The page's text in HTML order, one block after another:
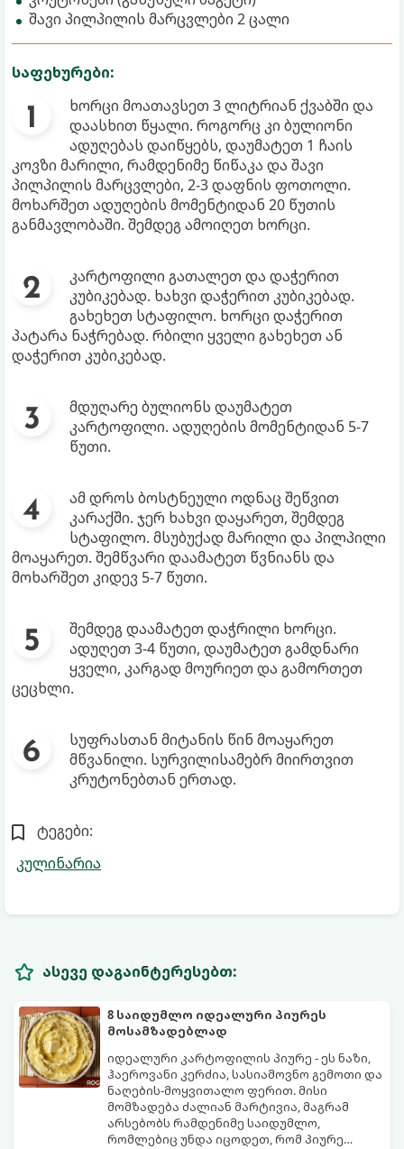
შავი პილპილის მარცვლები 2 ცალი
საფეხურები:
ხორცი მოათავსეთ 3 ლიტრიან ქვაბში და
დაასხით წყალი. როგორც კი ბულიონი
ადუღებას დაიწყებს, დაუმატეთ 1 ჩაის
კოვზი მარილი, რამდენიმე წიწაკა და შავი
პილპილის მარცვლები, 2-3 დაფნის ფოთოლი.
მოხარშეთ ადუღების მომენტიდან 20 წუთის
განმავლობაში. შემდეგ ამოიღეთ ხორცი.
კარტოფილი გათალეთ და დაჭერით
კუბიკებად. ხახვი დაჭერით კუბიკებად.
გახეხეთ სტაფილო. ხორცი დაჭერით
პატარა ნაჭრებად. რბილი ყველი გახეხეთ ან
დაჭერით კუბიკებად.
მდუღარე ბულიონს დაუმატეთ
კარტოფილი. ადუღების მომენტიდან 5-7
წუთი.
ამ დროს ბოსტნეული ოდნაც შეწვით
კარაქში. ჯერ ხახვი დაყარეთ, შემდეგ
სტაფილო. მსუბუქად მარილი და პილპილი
მოაყარეთ. შემწვარი დაამატეთ წვნიანს და
მოხარშეთ კიდევ 5-7 წუთი.
შემდეგ დაამატეთ დაჭრილი ხორცი.
ადუღეთ 3-4 წუთი, დაუმატეთ გამდნარი
ყველი, კარგად მოურიეთ და გამორთეთ
ცეცხლი.
სუფრასთან მიტანის წინ მოაყარეთ
მწვანილი. სურვილისამებრ მიირთვით
კრუტონებთან ერთად.
ტეგები:
კულინარია
ასევე დაგაინტერესებთ:
8 საიდუმლო იდეალური პიურეს
მოსამზადებლად
იდეალური კარტოფილის პიურე - ეს ნაზი,
ჰაეროვანი კერძია, სასიამოვნო გემოთი და
ნაღების-მოყვითალო ფერით. მისი
მომზადება ძალიან მარტივია, მაგრამ
არსებობს რამდენიმე საიდუმლო,
რომლებიც უნდა იცოდეთ, რომ პიურე